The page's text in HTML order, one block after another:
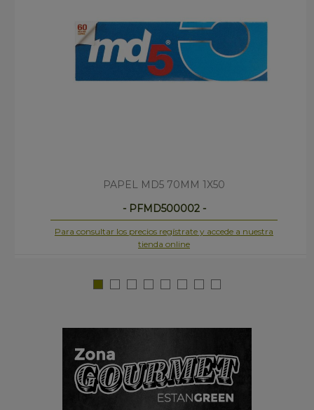
PAPEL MD5 70MM 1X50
- PFMD500002 -
Para consultar los precios regístrate y accede a nuestra
tienda online